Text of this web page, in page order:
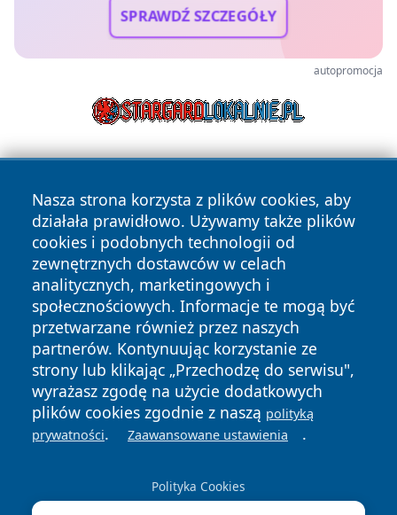
SPRAWDŹ SZCZEGÓŁY
autopromocja
Nasza strona korzysta z plików cookies, aby
działała prawidłowo. Używamy także plików
cookies i podobnych technologii od
zewnętrznych dostawców w celach
analitycznych, marketingowych i
społecznościowych. Informacje te mogą być
przetwarzane również przez naszych
partnerów. Kontynuując korzystanie ze
strony lub klikając „Przechodzę do serwisu",
wyrażasz zgodę na użycie dodatkowych
plików cookies zgodnie z naszą polityką
prywatności. Zaawansowane ustawienia .
Polityka Cookies
Copyright © 2026 nowosadecki24.pl Wszystkie prawa
zastrzeżone.
News Autorzy
Polityka
Prywatności
Polityka
Cookies